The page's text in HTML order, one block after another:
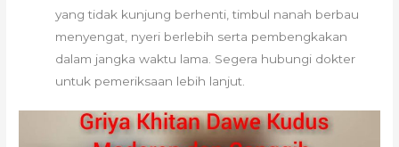
yang tidak kunjung berhenti, timbul nanah berbau
menyengat, nyeri berlebih serta pembengkakan
dalam jangka waktu lama. Segera hubungi dokter
untuk pemeriksaan lebih lanjut.